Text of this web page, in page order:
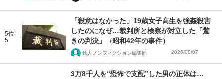
5位
5
「殺意はなかった」19歳女子高生を強姦殺害
したのになぜ…裁判所と検察が対立した「驚
きの判決」（昭和42年の事件）
鉄人ノンフィクション編集部 2026/08/07
3万8千人を“恐怖で支配”した男の正体は…